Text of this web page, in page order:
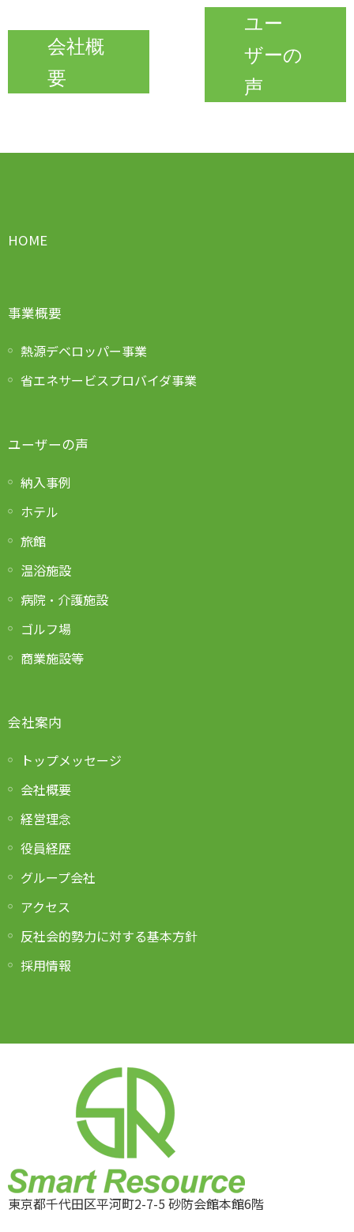
2
シンジケートローン契約締結に関するお知ら
せ
会社概
要
ユー
ザーの
声
HOME
事業概要
熱源デベロッパー事業
省エネサービスプロバイダ事業
ユーザーの声
納入事例
ホテル
旅館
温浴施設
病院・介護施設
ゴルフ場
商業施設等
会社案内
トップメッセージ
会社概要
経営理念
役員経歴
グループ会社
アクセス
反社会的勢力に対する基本方針
採用情報
東京都千代田区平河町2-7-5 砂防会館本館6階